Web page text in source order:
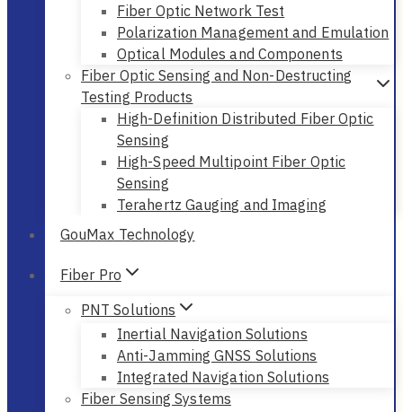
Fiber Optic Network Test
Polarization Management and Emulation
Optical Modules and Components
Fiber Optic Sensing and Non-Destructing
Testing Products
High-Definition Distributed Fiber Optic
Sensing
High-Speed Multipoint Fiber Optic
Sensing
Terahertz Gauging and Imaging
GouMax Technology
Fiber Pro
PNT Solutions
Inertial Navigation Solutions
Anti-Jamming GNSS Solutions
Integrated Navigation Solutions
Fiber Sensing Systems